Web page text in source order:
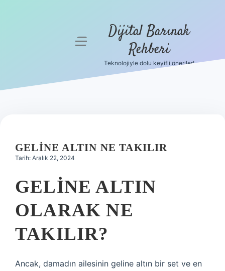
Hakkımızda
menüyü
Dijital Barınak
Rehberi
Teknolojiyle dolu keyifli öneriler!
GELINE ALTIN NE TAKILIR
Tarih: Aralık 22, 2024
GELINE ALTIN
OLARAK NE
TAKILIR?
Ancak, damadın ailesinin geline altın bir set ve en